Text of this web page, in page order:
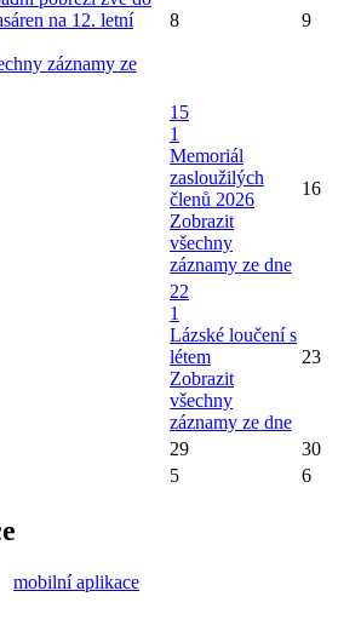
na 12. letní
záznamy ze
8 9
15
1
Memoriál
zasloužilých
členů 2026
Zobrazit
všechny
záznamy ze dne
16
22
1
Lázské loučení s
létem
Zobrazit
všechny
záznamy ze dne
23
29
30
5 6